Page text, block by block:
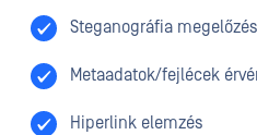
Steganográfia
Metaadatok/fejlécek
Hiperlink elemzés